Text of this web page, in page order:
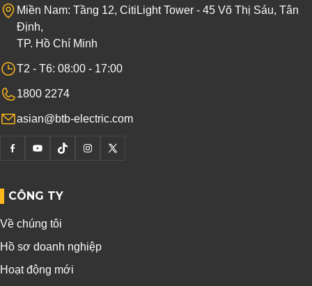
Miền Nam: Tầng 12, CitiLight Tower - 45 Võ Thị Sáu, Tân
Định,
TP. Hồ Chí Minh
T2 - T6: 08:00 - 17:00
1800 2274
asian@btb-electric.com
CÔNG TY
Về chúng tôi
Hồ sơ doanh nghiệp
Hoạt động mới